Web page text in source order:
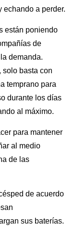
echando a perder.
están poniendo
de
demanda.
solo basta con
temprano para
durante los días
al máximo.
para mantener
al medio
de las
de acuerdo
sus baterías.